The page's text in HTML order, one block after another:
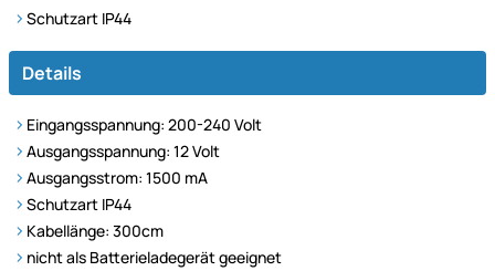
Schutzart IP44
Details
Eingangsspannung: 200-240 Volt
Ausgangsspannung: 12 Volt
Ausgangsstrom: 1500 mA
Schutzart IP44
Kabellänge: 300cm
nicht als Batterieladegerät geeignet